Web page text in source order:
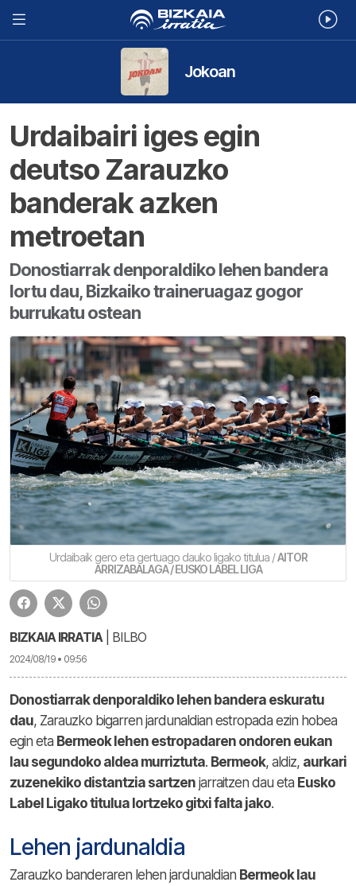
Jokoan
Urdaibairi iges egin
deutso Zarauzko
banderak azken
metroetan
Donostiarrak denporaldiko lehen bandera
lortu dau, Bizkaiko traineruagaz gogor
burrukatu ostean
Urdaibaik gero eta gertuago dauko ligako titulua /AITOR
ARRIZABALAGA / EUSKO LABEL LIGA
BIZKAIA IRRATIA| BILBO
2024/08/19 • 09:56
Donostiarrak denporaldiko lehen bandera eskuratu
dau, Zarauzko bigarren jardunaldian estropada ezin hobea
egin eta Bermeok lehen estropadaren ondoren eukan
lau segundoko aldea murriztuta. Bermeok, aldiz, aurkari
zuzenekiko distantzia sartzen jarraitzen dau eta Eusko
Label Ligako titulua lortzeko gitxi falta jako.
Lehen jardunaldia
Zarauzko banderaren lehen jardunaldian Bermeok lau